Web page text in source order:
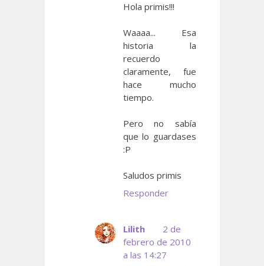
Hola primis!!!
Waaaa... Esa
historia la
recuerdo
claramente, fue
hace mucho
tiempo.
Pero no sabía
que lo guardases
:P
Saludos primis
Responder
Lilith
2 de
febrero de 2010
a las 14:27